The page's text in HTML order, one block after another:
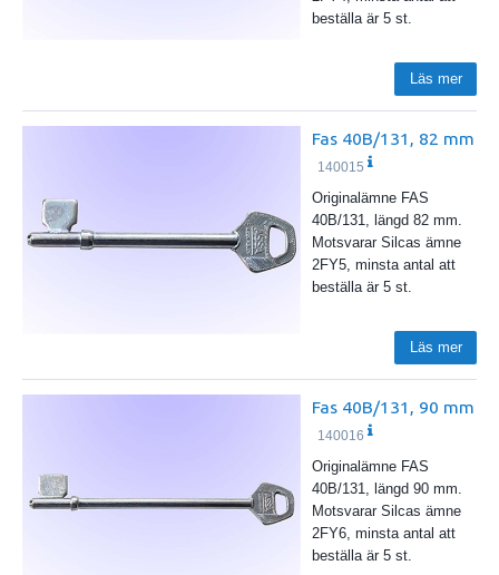
beställa är 5 st.
Läs mer
Fas 40B/131, 82 mm
140015
Originalämne FAS
40B/131, längd 82 mm.
Motsvarar Silcas ämne
2FY5, minsta antal att
beställa är 5 st.
Läs mer
Fas 40B/131, 90 mm
140016
Originalämne FAS
40B/131, längd 90 mm.
Motsvarar Silcas ämne
2FY6, minsta antal att
beställa är 5 st.